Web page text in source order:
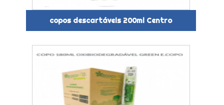
copos descartáveis 200ml Centro